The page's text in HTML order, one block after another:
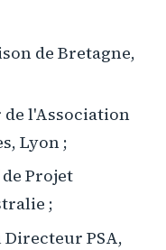
de Bretagne,
de l'Association
Lyon ;
de Projet
;
Directeur PSA,